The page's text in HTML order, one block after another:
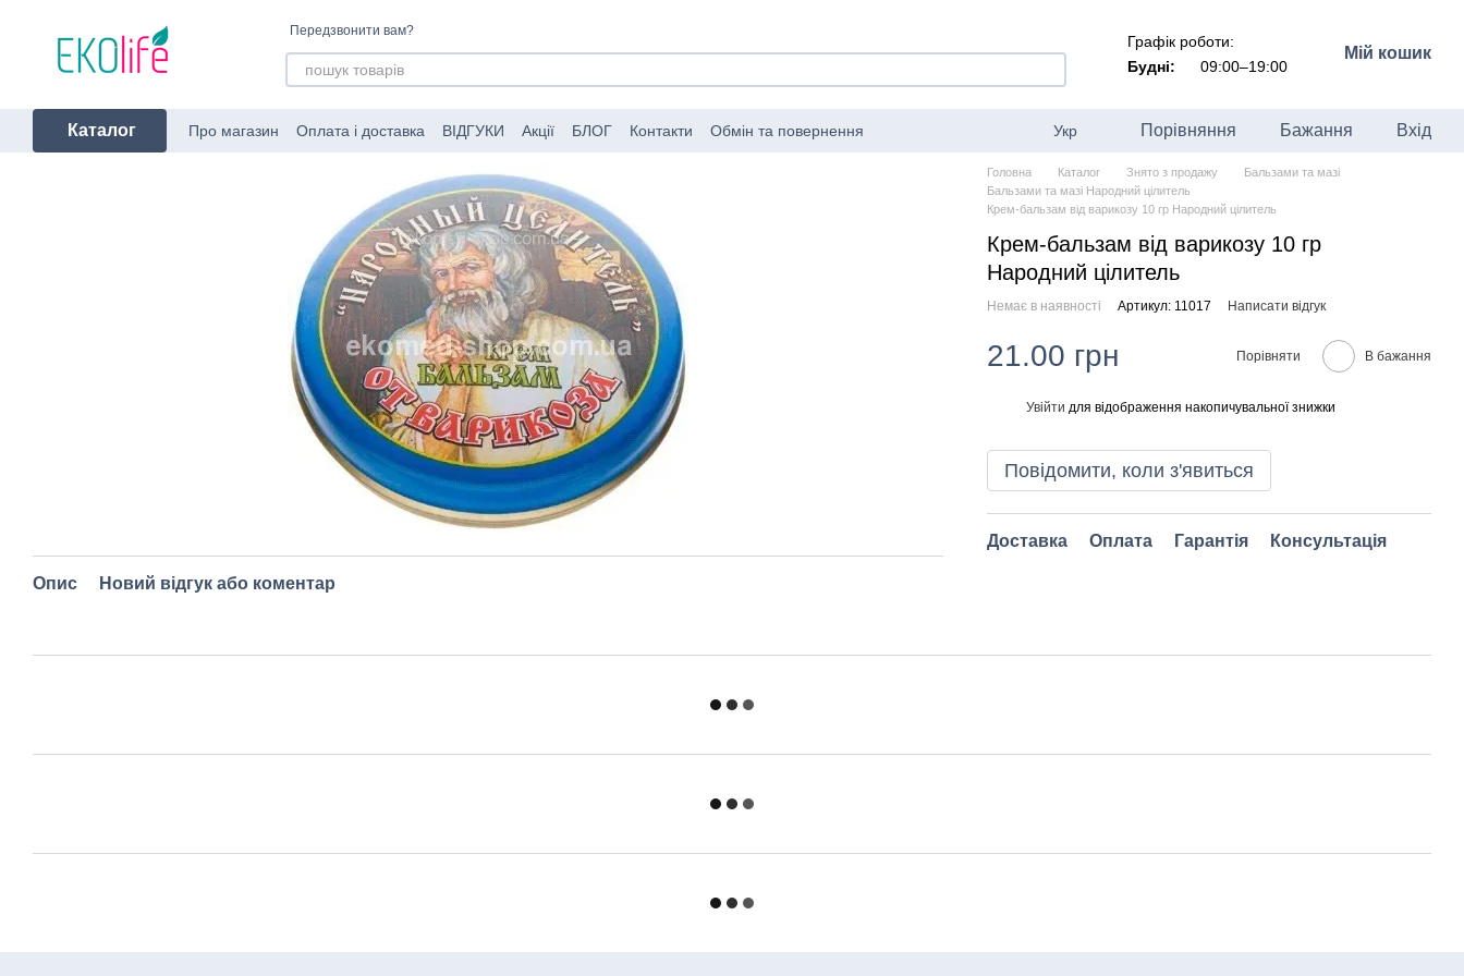
Передзвонити вам?
Графік роботи:
Будні:
09:00–19:00
Мій кошик
Каталог Про магазин Оплата і доставка ВІДГУКИ Акції БЛОГ Контакти
Обмін та повернення
Укр Порівняння Бажання Вхід
Опис Новий відгук або коментар
Головна Каталог Знято з продажу
Бальзами та мазі
Бальзами та мазі Народний цілитель
Крем-бальзам від варикозу 10 гр Народний цілитель
Крем-бальзам від варикозу 10 гр
Народний цілитель
Немає в наявності Артикул: 11017 Написати відгук
21.00 грн Порівняти В бажання
Увійти для відображення накопичувальної знижки
Повідомити, коли з'явиться
Доставка Оплата Гарантія Консультація